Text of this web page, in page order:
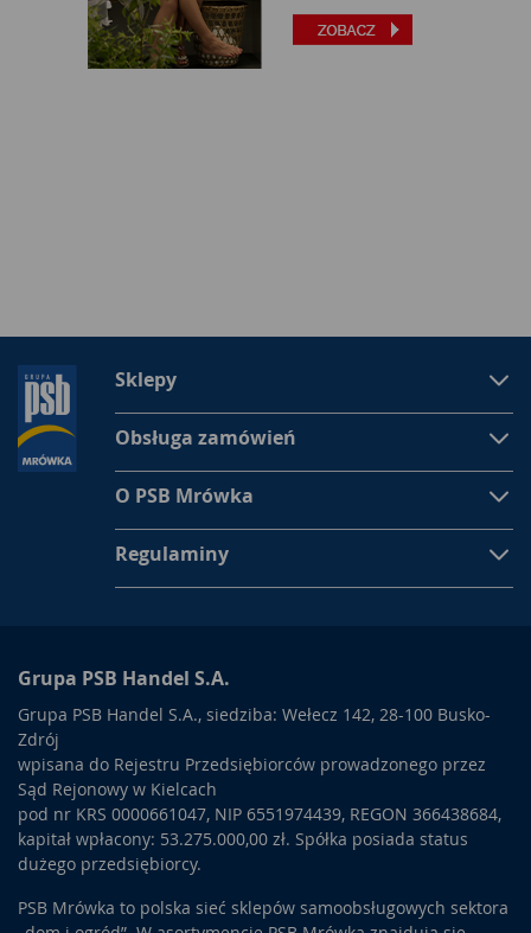
Sklepy
Obsługa zamówień
O PSB Mrówka
Regulaminy
Grupa PSB Handel S.A.
Grupa PSB Handel S.A., siedziba: Wełecz 142, 28-100 Busko-
Zdrój
wpisana do Rejestru Przedsiębiorców prowadzonego przez
Sąd Rejonowy w Kielcach
pod nr KRS 0000661047, NIP 6551974439, REGON 366438684,
kapitał wpłacony: 53.275.000,00 zł. Spółka posiada status
dużego przedsiębiorcy.
PSB Mrówka to polska sieć sklepów samoobsługowych sektora